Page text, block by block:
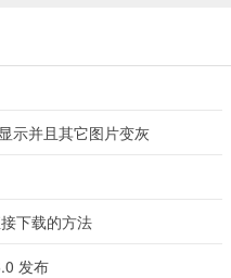
作图表元素
内，从而可以对齐表格，跟表
式的图片，包括 JPG、TIFF、
示并且其它图片变灰
下载的方法
发布